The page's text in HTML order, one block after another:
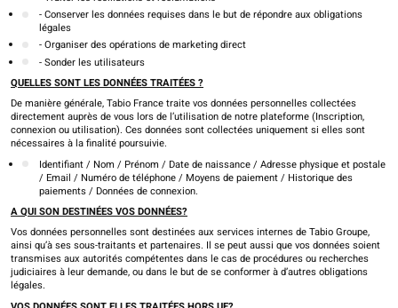
- Conserver les données requises dans le but de répondre aux obligations
légales
- Organiser des opérations de marketing direct
- Sonder les utilisateurs
QUELLES SONT LES DONNÉES TRAITÉES ?
De manière générale, Tabio France traite vos données personnelles collectées
directement auprès de vous lors de l’utilisation de notre plateforme (Inscription,
connexion ou utilisation). Ces données sont collectées uniquement si elles sont
nécessaires à la finalité poursuivie.
Identifiant / Nom / Prénom / Date de naissance / Adresse physique et postale
/ Email / Numéro de téléphone / Moyens de paiement / Historique des
paiements / Données de connexion.
A QUI SON DESTINÉES VOS DONNÉES?
Vos données personnelles sont destinées aux services internes de Tabio Groupe,
ainsi qu’à ses sous-traitants et partenaires. Il se peut aussi que vos données soient
transmises aux autorités compétentes dans le cas de procédures ou recherches
judiciaires à leur demande, ou dans le but de se conformer à d’autres obligations
légales.